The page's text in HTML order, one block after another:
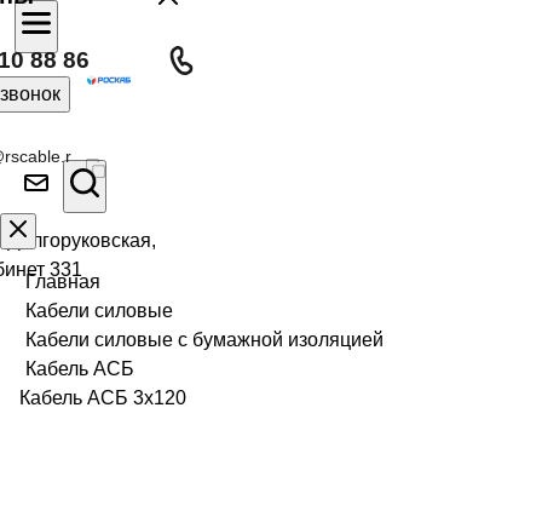
88 86
331
Главная
Кабели силовые
Кабели силовые с бумажной изоляцией
Кабель АСБ
Кабель АСБ 3х120